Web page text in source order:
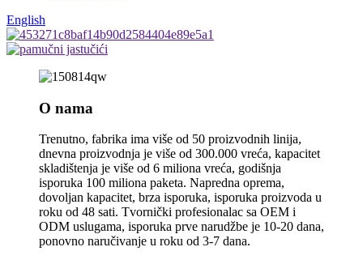
English
O nama
Trenutno, fabrika ima više od 50 proizvodnih linija,
dnevna proizvodnja je više od 300.000 vreća, kapacitet
skladištenja je više od 6 miliona vreća, godišnja
isporuka 100 miliona paketa. Napredna oprema,
dovoljan kapacitet, brza isporuka, isporuka proizvoda u
roku od 48 sati. Tvornički profesionalac sa OEM i
ODM uslugama, isporuka prve narudžbe je 10-20 dana,
ponovno naručivanje u roku od 3-7 dana.